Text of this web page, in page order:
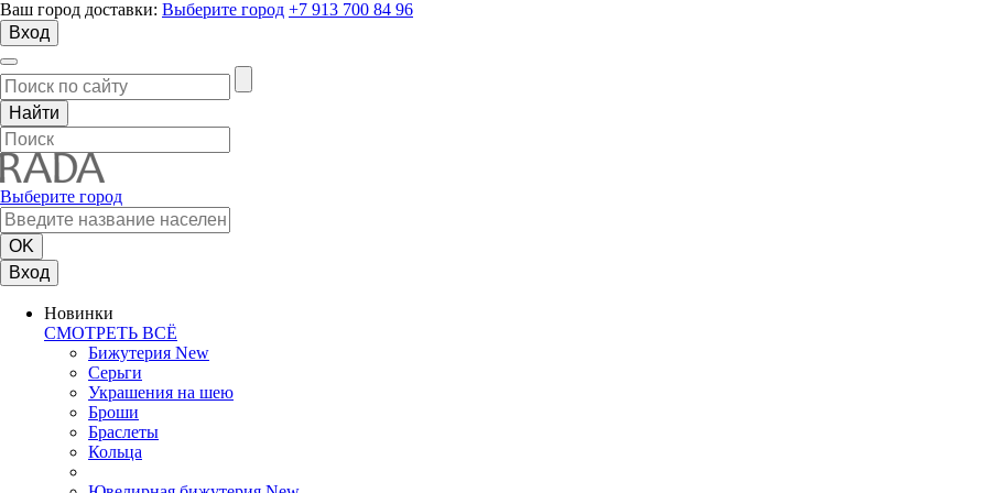
Ваш город доставки: Выберите город +7 913 700 84 96
Вход
Выберите город
Вход
Новинки
СМОТРЕТЬ ВСЁ
Бижутерия New
Серьги
Украшения на шею
Броши
Браслеты
Кольца